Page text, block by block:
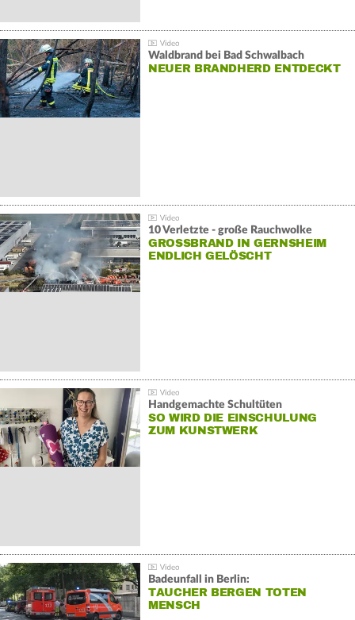
Waldbrand bei Bad Schwalbach
NEUER BRANDHERD ENTDECKT
10 Verletzte - große Rauchwolke
GROSSBRAND IN GERNSHEIM E
NDLICH GELÖSCHT
Handgemachte Schultüten
SO WIRD DIE EINSCHULUNG
ZUM KUNSTWERK
Badeunfall in Berlin:
TAUCHER BERGEN TOTEN
MENSCH